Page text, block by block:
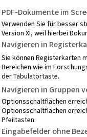
PDF-Dokumente im
Verwenden Sie für besser
Version XI, weil hierbei
Navigieren in
Sie können Registerkarten
Bereichen wie im
der Tabulatortaste.
Navigieren in Gruppen
Optionsschaltflächen
Optionsschaltflächen
Pfeiltasten.
Eingabefelder ohne